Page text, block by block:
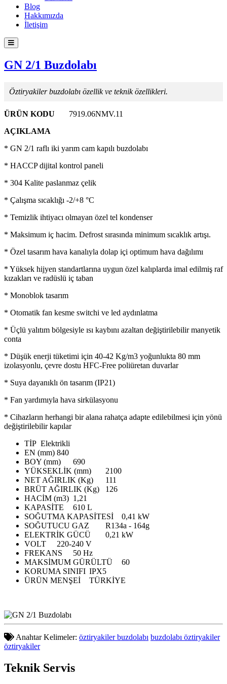
Blog
Hakkımızda
İletişim
GN 2/1 Buzdolabı
Öztiryakiler buzdolabı özellik ve teknik özellikleri.
ÜRÜN KODU
7919.06NMV.11
AÇIKLAMA
* GN 2/1 raflı iki yarım cam kapılı buzdolabı
* HACCP dijital kontrol paneli
* 304 Kalite paslanmaz çelik
* Çalışma sıcaklığı -2/+8 °C
* Temizlik ihtiyacı olmayan özel tel kondenser
* Maksimum iç hacim. Defrost sırasında minimum sıcaklık artışı.
* Özel tasarım hava kanalıyla dolap içi optimum hava dağılımı
* Yüksek hijyen standartlarına uygun özel kalıplarda imal edilmiş raf
kızakları ve radüslü iç taban
* Monoblok tasarım
* Otomatik fan kesme switchi ve led aydınlatma
* Üçlü yalıtım bölgesiyle ısı kaybını azaltan değiştirilebilir manyetik
conta
* Düşük enerji tüketimi için 40-42 Kg/m3 yoğunlukta 80 mm
izolasyonlu, çevre dostu HFC-Free poliüretan duvarlar
* Suya dayanıklı ön tasarım (IP21)
* Fan yardımıyla hava sirkülasyonu
* Cihazların herhangi bir alana rahatça adapte edilebilmesi için yönü
değiştirilebilir kapılar
TİP Elektrikli
EN (mm) 840
BOY (mm)
690
YÜKSEKLİK (mm)
2100
NET AĞIRLIK (Kg)
111
BRÜT AĞIRLIK (Kg)
126
HACİM (m3) 1,21
KAPASİTE
610 L
SOĞUTMA KAPASİTESİ
0,41 kW
SOĞUTUCU GAZ
R134a - 164g
ELEKTRİK GÜCÜ
0,21 kW
VOLT
220-240 V
FREKANS
50 Hz
MAKSİMUM GÜRÜLTÜ
60
KORUMA SINIFI IPX5
ÜRÜN MENŞEİ
TÜRKİYE
Anahtar Kelimeler: öztiryakiler buzdolabı buzdolabı öztiryakiler
öztiryakiler
Teknik Servis